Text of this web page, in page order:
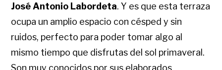
José Antonio Labordeta. Y es que esta terraza
ocupa un amplio espacio con césped y sin
ruidos, perfecto para poder tomar algo al
mismo tiempo que disfrutas del sol primaveral.
Son muy conocidos por sus elaborados